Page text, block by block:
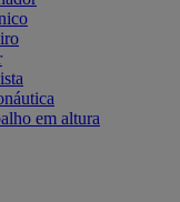
em altura